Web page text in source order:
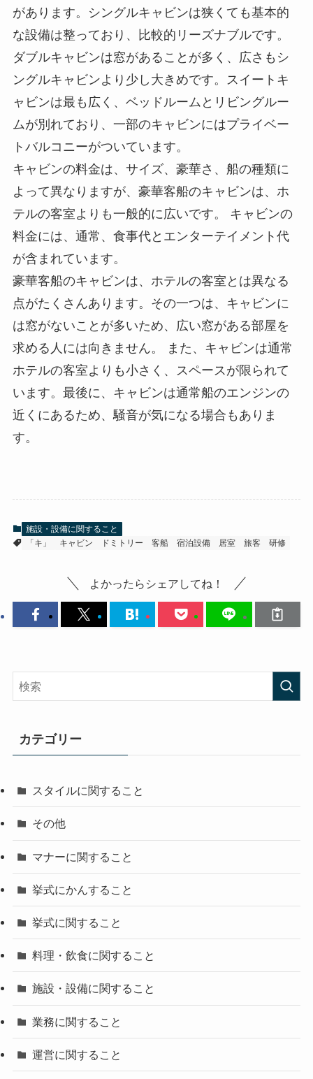
があります。
シングルキャビンは狭くても基本的
な設備は整っており、比較的リーズナブルです。
ダブルキャビンは窓があることが多く、広さもシ
ングルキャビンより少し大きめです。スイートキ
ャビンは最も広く、ベッドルームとリビングルー
ムが別れており、一部のキャビンにはプライベー
トバルコニーがついています。
キャビンの料金は、 サイズ、豪華さ、船の種類に
よって異なりますが、豪華客船のキャビンは、ホ
テルの客室よりも一般的に広いです。
キャビンの
料金には、通常、食事代とエンターテイメント代
が含まれています。
豪華客船のキャビンは、ホテルの客室とは異なる
点がたくさんあります。その一つは、 キャビンに
は窓がないことが多いため、広い窓がある部屋を
求める人には向きません。
また、キャビンは通常
ホテルの客室よりも小さく、スペースが限られて
います。最後に、キャビンは通常船のエンジンの
近くにあるため、騒音が気になる場合もありま
す。
施設・設備に関すること
「キ」
キャビン ドミトリー 客船 宿泊設備 居室 旅客 研修
よかったらシェアしてね！
カテゴリー
スタイルに関すること
その他
マナーに関すること
挙式にかんすること
挙式に関すること
料理・飲食に関すること
施設・設備に関すること
業務に関すること
運営に関すること